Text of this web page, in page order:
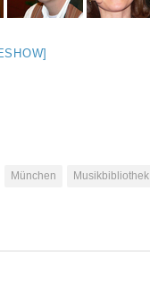
München Musikbibliothek